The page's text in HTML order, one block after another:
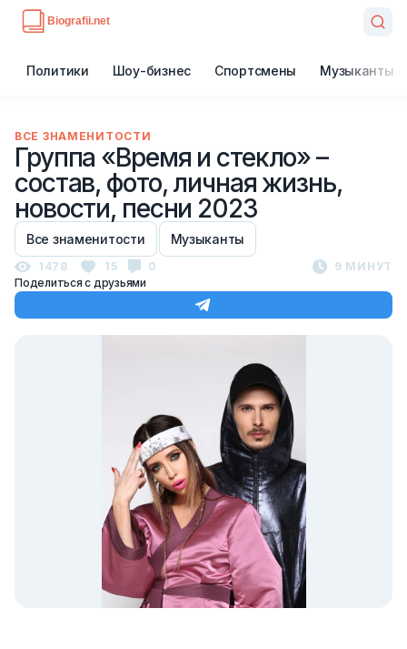
Политики Шоу-бизнес Спортсмены Музыканты
ВСЕ ЗНАМЕНИТОСТИ
Группа «Время и стекло» –
состав, фото, личная жизнь,
новости, песни 2023
Все знаменитости Музыканты
1478 15 0
9 МИНУТ
Поделиться с друзьями